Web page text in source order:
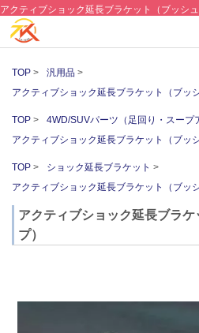
アクティブショック延長ブラケット（ブッシ
（足回り・スープアップ） ｜4WDやSUVの
中泊/キャンピング部品までご提案の T.K
TOP
汎用品
アクティブショック延長ブラケット（ブッ
TOP
4WD/SUVパーツ（足回り・スープ
アクティブショック延長ブラケット（ブッ
TOP
ショック延長ブラケット
アクティブショック延長ブラケット（ブッ
アクティブショック延長ブラ
プ）